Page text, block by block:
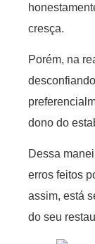
cresça.
Porém, na
dono do
Dessa
erros feitos
assim, está
do seu